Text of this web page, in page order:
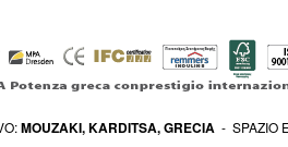
MOUZAKI, KARDITSA, GRECIA - SPAZIO